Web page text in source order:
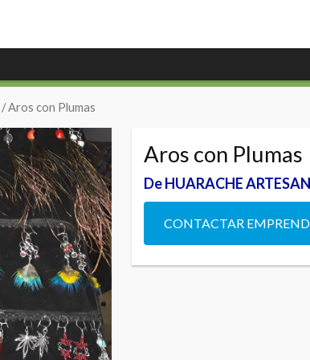
/ Aros con Plumas
Aros con Plumas
De HUARACHE
CONTACTAR